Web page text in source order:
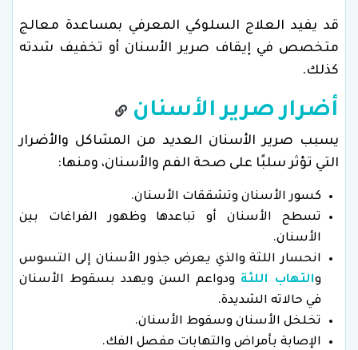
قد يفيد العلاج السلوكي المعرفي بمساعدة معالج
متخصص في إيقاف صرير الأسنان أو تخفيف شدته
كذلك.
أضرار صرير الأسنان
يسبب صرير الأسنان العديد من المشاكل والأضرار
التي تؤثر سلبًا على صحة الفم والأسنان، ومنها:
كسور الأسنان وتشققات الأسنان.
تسطح الأسنان أو تباعدها وظهور الفراغات بين
الأسنان.
انحسار اللثة والذي يعرض جذور الأسنان إلى التسوس
والتهاب اللثة ودواعم السن ويهدد بسقوط الأسنان
في حالاته الشديدة.
تخلخل الأسنان وسقوط الأسنان.
الإصابة بأمراض والتهابات مفصل الفك.